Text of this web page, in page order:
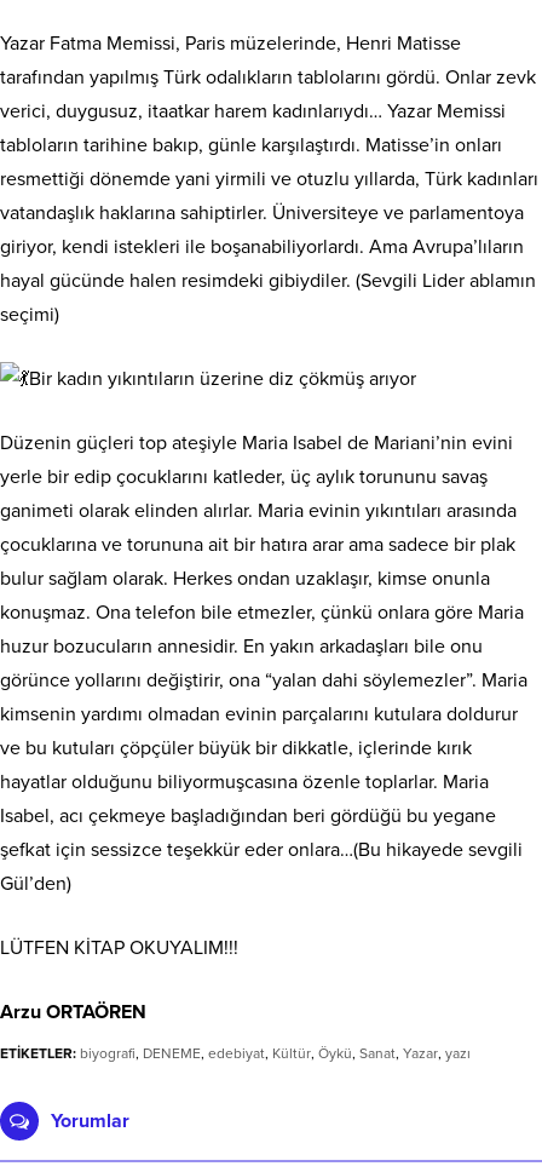
Yazar Fatma Memissi, Paris müzelerinde, Henri Matisse
tarafından yapılmış Türk odalıkların tablolarını gördü. Onlar zevk
verici, duygusuz, itaatkar harem kadınlarıydı… Yazar Memissi
tabloların tarihine bakıp, günle karşılaştırdı. Matisse’in onları
resmettiği dönemde yani yirmili ve otuzlu yıllarda, Türk kadınları
vatandaşlık haklarına sahiptirler. Üniversiteye ve parlamentoya
giriyor, kendi istekleri ile boşanabiliyorlardı. Ama Avrupa’lıların
hayal gücünde halen resimdeki gibiydiler. (Sevgili Lider ablamın
seçimi)
Bir kadın yıkıntıların üzerine diz çökmüş arıyor
Düzenin güçleri top ateşiyle Maria Isabel de Mariani’nin evini
yerle bir edip çocuklarını katleder, üç aylık torununu savaş
ganimeti olarak elinden alırlar. Maria evinin yıkıntıları arasında
çocuklarına ve torununa ait bir hatıra arar ama sadece bir plak
bulur sağlam olarak. Herkes ondan uzaklaşır, kimse onunla
konuşmaz. Ona telefon bile etmezler, çünkü onlara göre Maria
huzur bozucuların annesidir. En yakın arkadaşları bile onu
görünce yollarını değiştirir, ona “yalan dahi söylemezler”. Maria
kimsenin yardımı olmadan evinin parçalarını kutulara doldurur
ve bu kutuları çöpçüler büyük bir dikkatle, içlerinde kırık
hayatlar olduğunu biliyormuşcasına özenle toplarlar. Maria
Isabel, acı çekmeye başladığından beri gördüğü bu yegane
şefkat için sessizce teşekkür eder onlara…(Bu hikayede sevgili
Gül’den)
LÜTFEN KİTAP OKUYALIM!!!
Arzu ORTAÖREN
ETİKETLER: biyografi, DENEME, edebiyat, Kültür, Öykü, Sanat, Yazar, yazı
Yorumlar